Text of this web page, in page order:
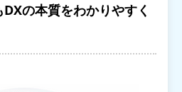
の本質をわかりやすく